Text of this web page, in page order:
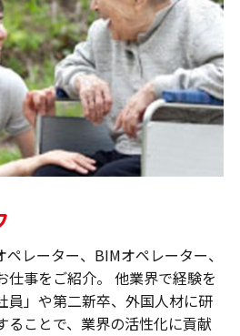
レーター、BIMオペレーター、
仕事をご紹介。 他業界で経験を
員」や第二新卒、外国人材に研
ることで、業界の活性化に貢献